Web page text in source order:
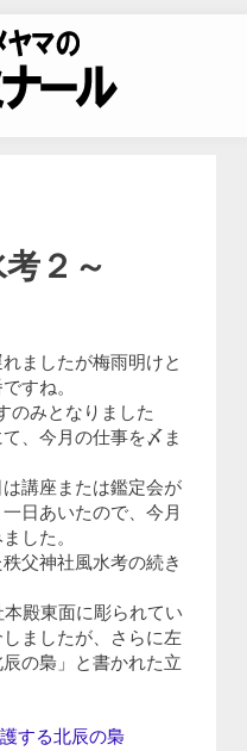
｜風水
学・易
立命講
２～
ましたが梅雨明けと
すね。
のみとなりました
、今月の仕事を〆ま
講座または鑑定会が
日あいたので、今月
した。
父神社風水考の続き
殿東面に彫られてい
ましたが、さらに左
の梟」と書かれた立